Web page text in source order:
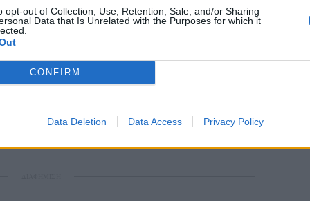
opt-out of Collection, Use, Retention, Sale, and/or Sharing
Data that Is Unrelated with the Purposes for which it
CONFIRM
Data Deletion Data Access Privacy Policy
τηλεοπτικό τοπίο δεν θα είναι
καθώς με την λήξη της διαδικασίας
ρυθμίζονται πολλά θέματα που έμειναν